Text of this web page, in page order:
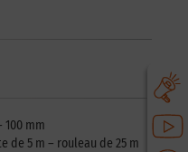
100 mm
de 5 m – rouleau de 25 m